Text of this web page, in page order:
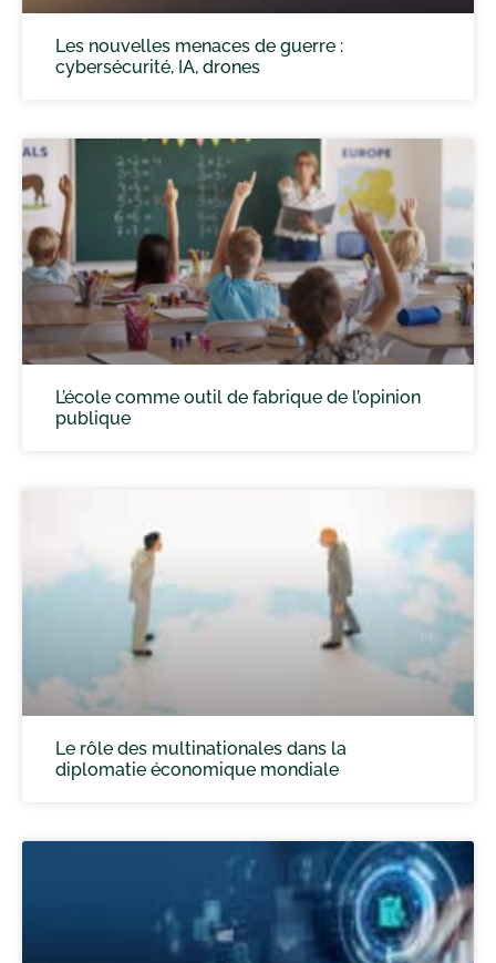
Les nouvelles menaces de guerre :
cybersécurité, IA, drones
L’école comme outil de fabrique de l’opinion
publique
Le rôle des multinationales dans la
diplomatie économique mondiale